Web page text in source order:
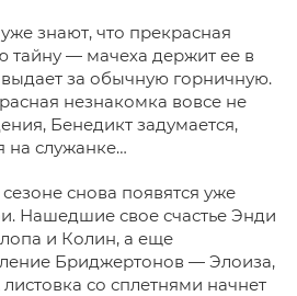
знают, что прекрасная
тайну — мачеха держит ее в
выдает за обычную горничную.
незнакомка вовсе не
Бенедикт задумается,
на служанке…
снова появятся уже
Нашедшие свое счастье Энди
и Колин, а еще
Бриджертонов — Элоиза,
со сплетнями начнет